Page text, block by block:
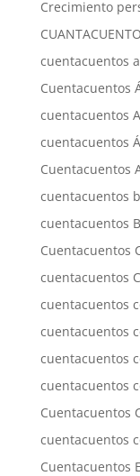
Crecimiento
cuentacuentos
Cuentacuentos
cuentacuentos
cuentacuentos
Cuentacuentos
cuentacuentos
cuentacuentos
Cuentacuentos
cuentacuentos
cuentacuentos
cuentacuentos
cuentacuentos
cuentacuentos
Cuentacuentos
cuentacuentos
Cuentacuentos